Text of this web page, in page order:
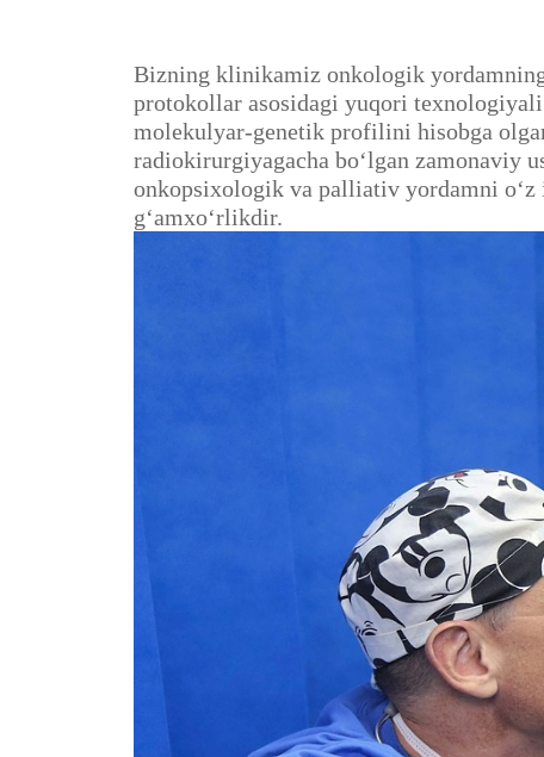
Bizning klinikamiz onkologik
protokollar asosidagi yuqori
molekulyar-genetik profilini hisobga
radiokirurgiyagacha bo‘lgan
onkopsixologik va palliativ yordamni o‘z
g‘amxo‘rlikdir.